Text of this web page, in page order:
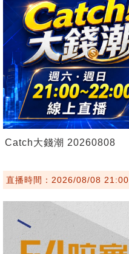
Catch大錢潮 20260808
直播時間：2026/08/08 21:00